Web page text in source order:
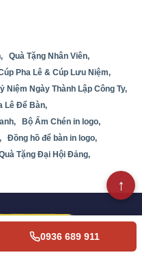
Quà Tặng Nhân Viên,
Pha Lê & Cúp Lưu Niệm,
Niệm Ngày Thành Lập Công Ty,
Lê Để Bàn,
Bộ Ấm Chén in logo,
Đồng hồ để bàn in logo,
Tặng Đại Hội Đảng,
0936 689 911